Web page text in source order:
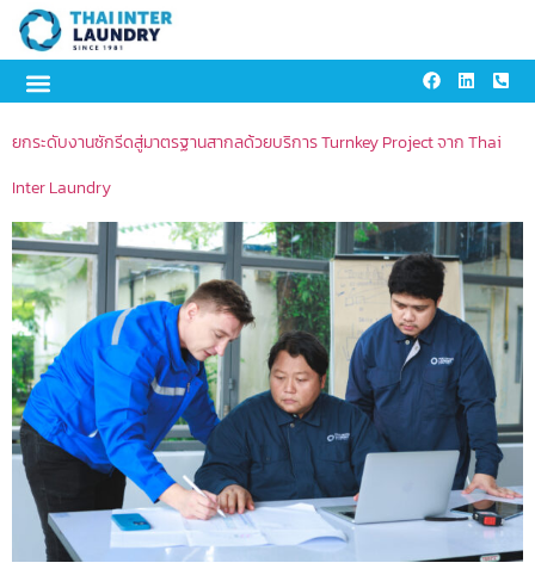
ยกระดับงานซักรีดสู่มาตรฐานสากลด้วยบริการ Turnkey Project จาก Thai
Inter Laundry